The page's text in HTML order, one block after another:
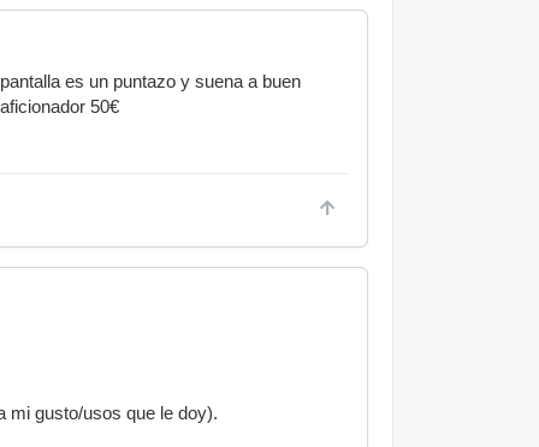
es un puntazo y suena a buen
50€
mi gusto/usos que le doy).